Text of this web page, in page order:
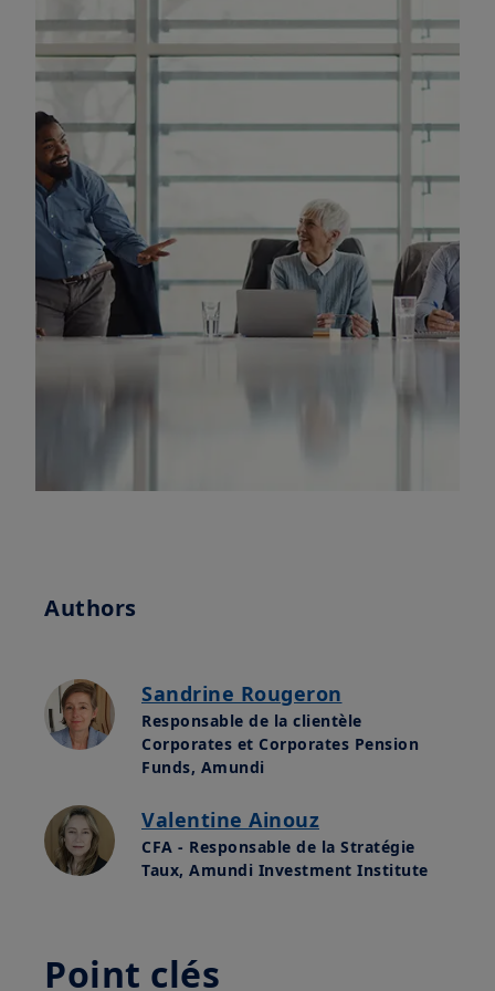
Authors
Sandrine Rougeron
Responsable de la clientèle
Corporates et Corporates Pension
Funds, Amundi
Valentine Ainouz
CFA - Responsable de la Stratégie
Taux, Amundi Investment Institute
Point clés